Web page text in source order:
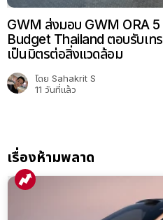
GWM ส่งมอบ GWM ORA 5
Budget Thailand ตอบรับเท
เป็นมิตรต่อสิ่งแวดล้อม
โดย Sahakrit S
11 วันที่แล้ว
เรื่องห้ามพลาด